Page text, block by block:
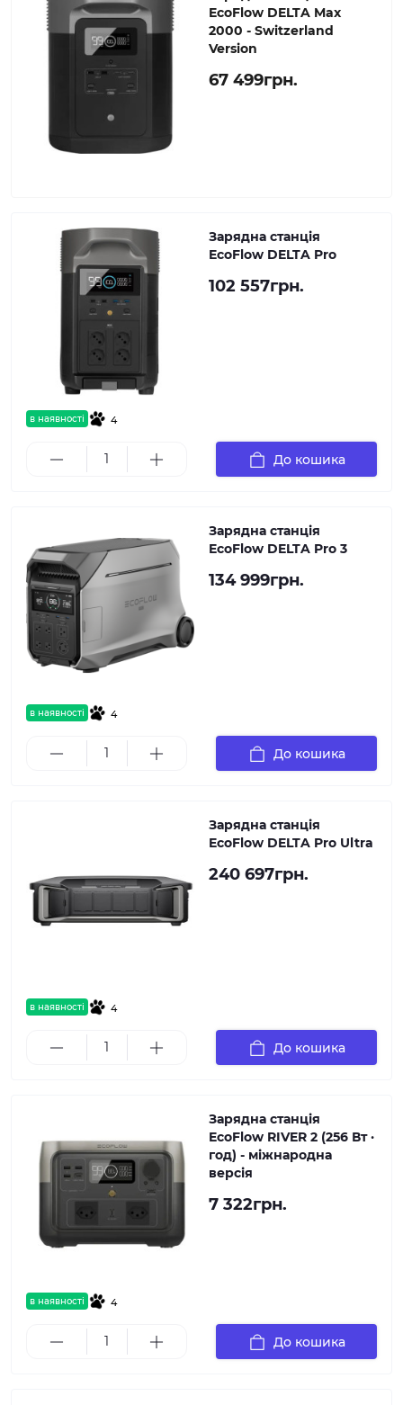
EcoFlow DELTA Max
2000 - Switzerland
Version
67 499грн.
в наявності 4
Зарядна станція
EcoFlow DELTA Pro
102 557грн.
До кошика
в наявності 4
Зарядна станція
EcoFlow DELTA Pro 3
134 999грн.
До кошика
в наявності 4
Зарядна станція
EcoFlow DELTA Pro Ultra
240 697грн.
До кошика
в наявності 4
Зарядна станція
EcoFlow RIVER 2 (256 Вт ·
год) - міжнародна
версія
7 322грн.
До кошика